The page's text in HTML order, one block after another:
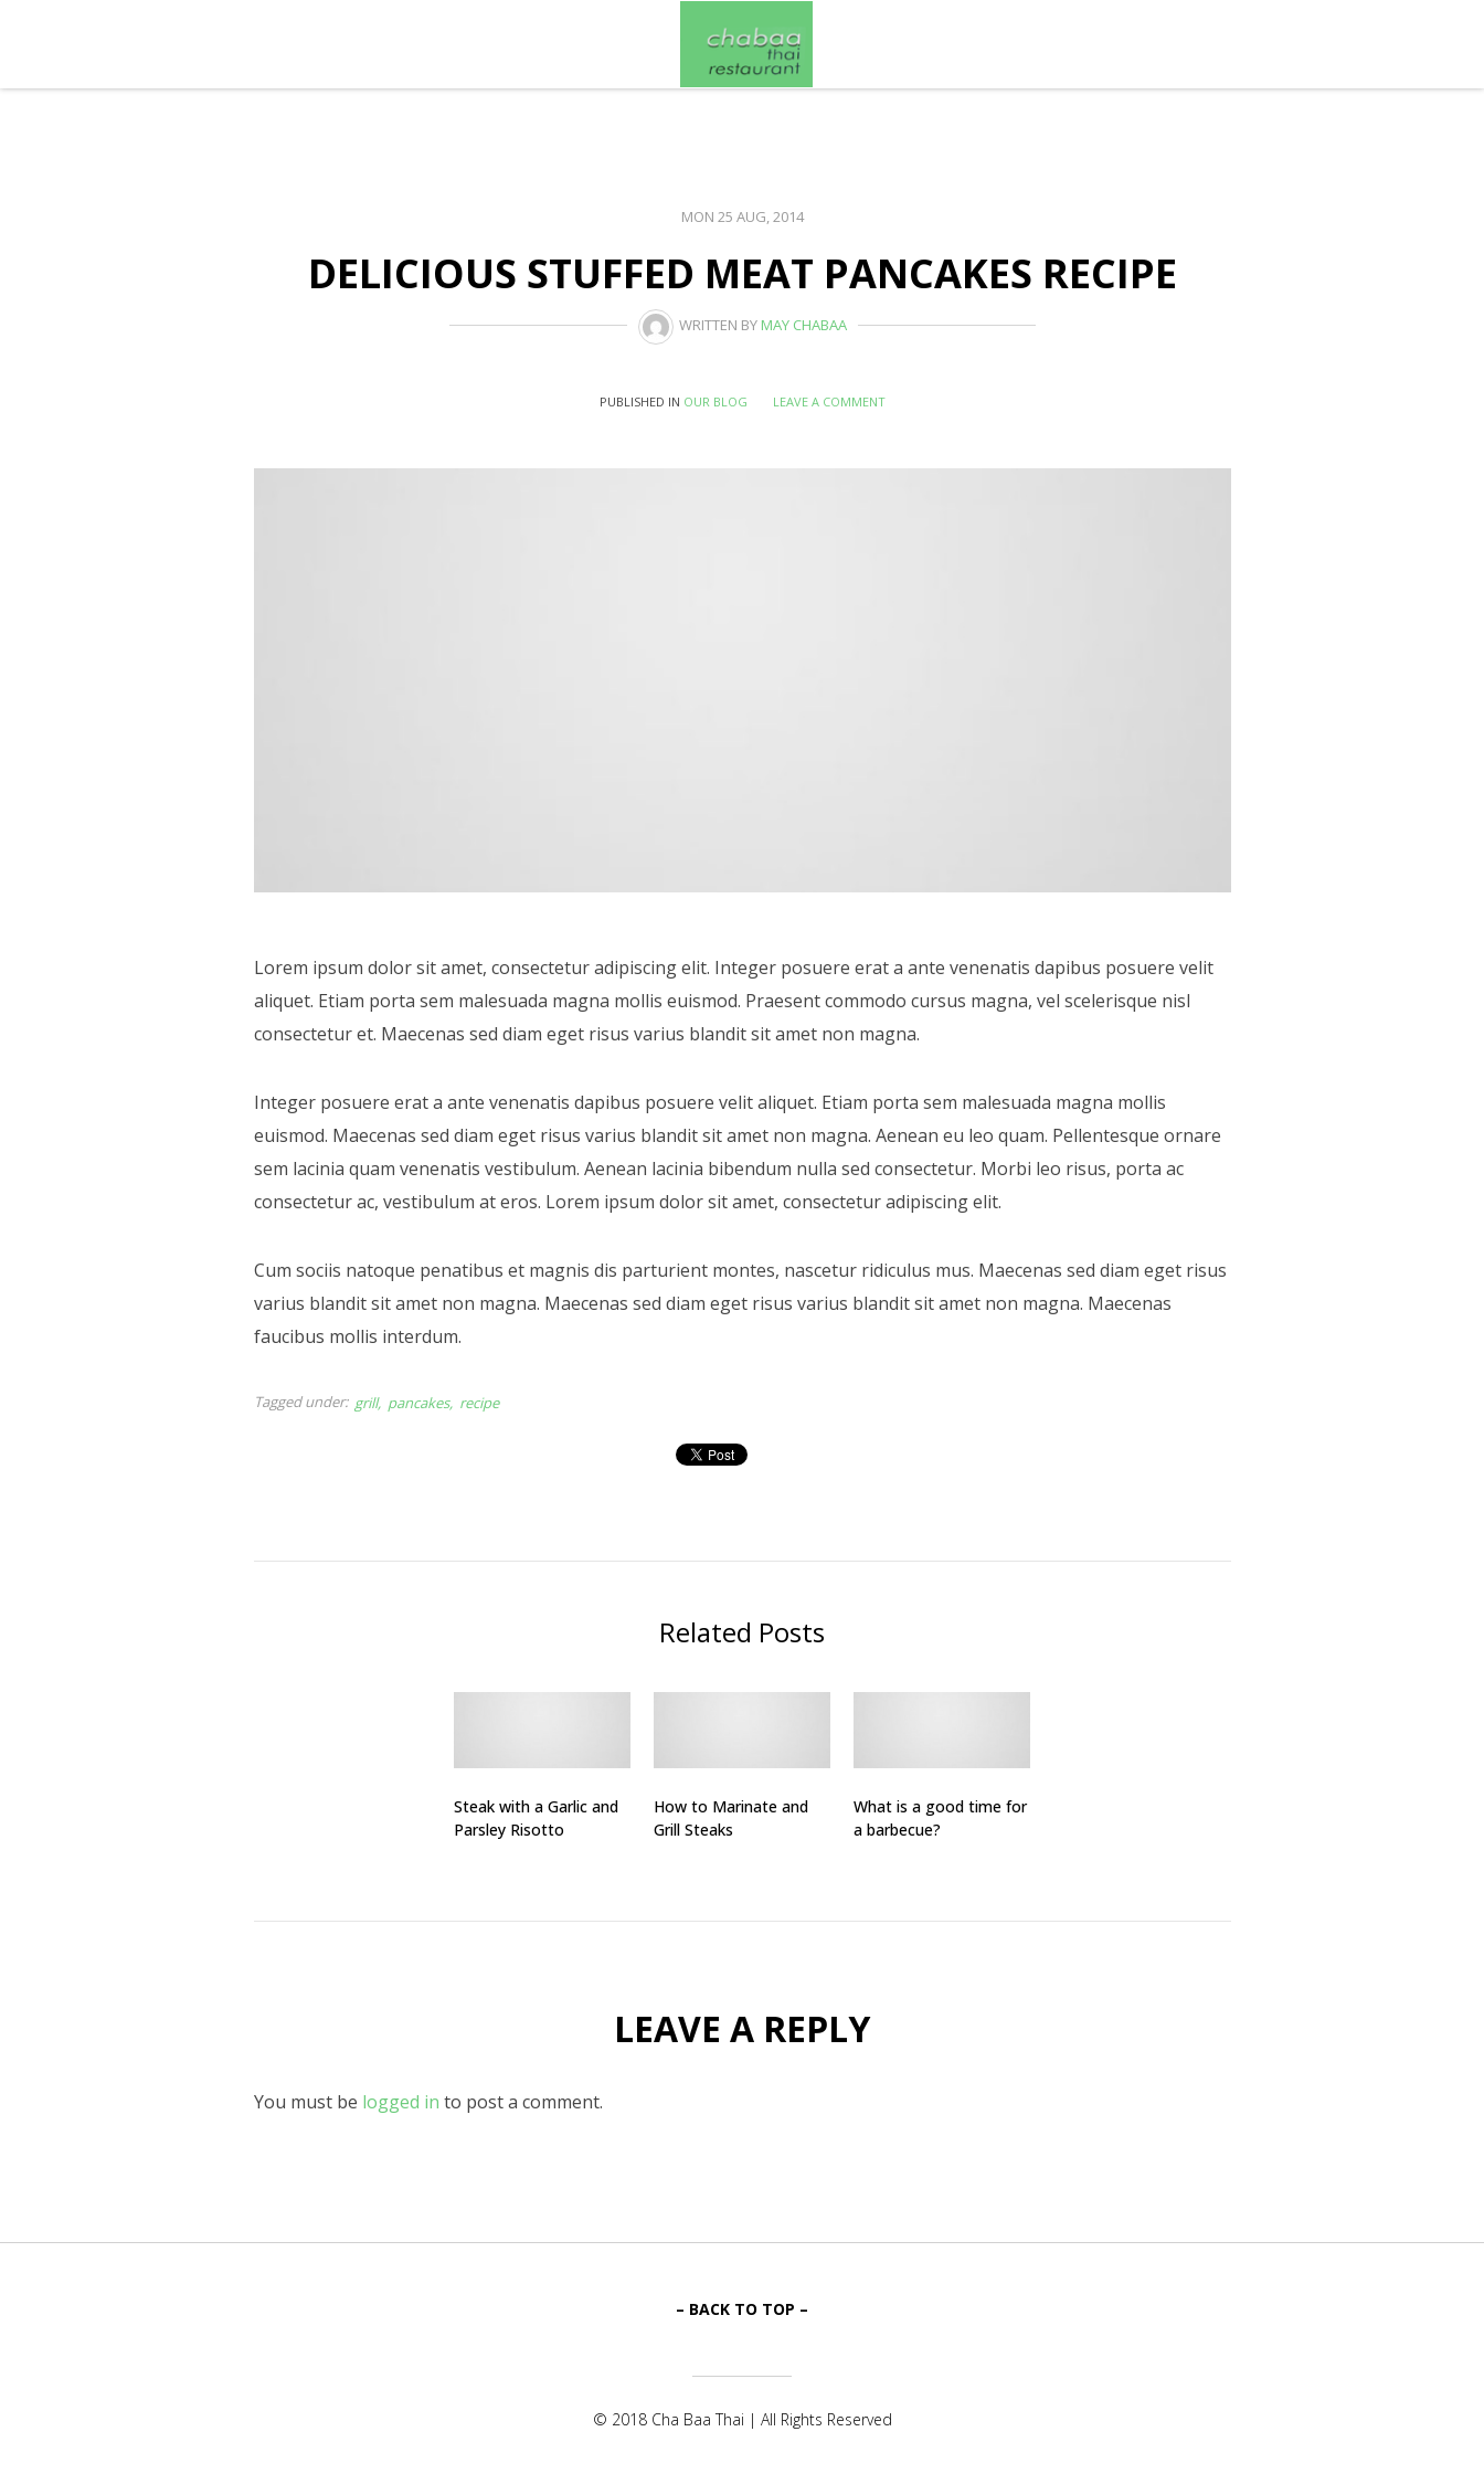
MON 25 AUG, 2014
DELICIOUS STUFFED MEAT PANCAKES RECIPE
WRITTEN BY MAY CHABAA
PUBLISHED IN OUR BLOG LEAVE A COMMENT
Lorem ipsum dolor sit amet, consectetur adipiscing elit. Integer posuere erat a ante venenatis dapibus posuere velit
aliquet. Etiam porta sem malesuada magna mollis euismod. Praesent commodo cursus magna, vel scelerisque nisl
consectetur et. Maecenas sed diam eget risus varius blandit sit amet non magna.
Integer posuere erat a ante venenatis dapibus posuere velit aliquet. Etiam porta sem malesuada magna mollis
euismod. Maecenas sed diam eget risus varius blandit sit amet non magna. Aenean eu leo quam. Pellentesque ornare
sem lacinia quam venenatis vestibulum. Aenean lacinia bibendum nulla sed consectetur. Morbi leo risus, porta ac
consectetur ac, vestibulum at eros. Lorem ipsum dolor sit amet, consectetur adipiscing elit.
Cum sociis natoque penatibus et magnis dis parturient montes, nascetur ridiculus mus. Maecenas sed diam eget risus
varius blandit sit amet non magna. Maecenas sed diam eget risus varius blandit sit amet non magna. Maecenas
faucibus mollis interdum.
Tagged under: grill pancakes recipe
Related Posts
Steak with a Garlic and
Parsley Risotto
How to Marinate and
Grill Steaks
What is a good time for
a barbecue?
LEAVE A REPLY
You must be logged in to post a comment.
– BACK TO TOP –
© 2018 Cha Baa Thai | All Rights Reserved